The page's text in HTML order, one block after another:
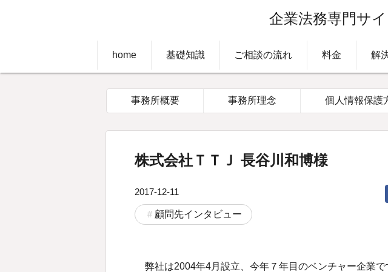
企業法務専門サイ
home 基礎知識 ご相談の流れ 料金 解
株式会社ＴＴＪ 長谷川和博様
2017-12-11
顧問先インタビュー
弊社は2004年4月設立、今年７年目のベンチャー企業で
事務所概要 事務所理念 個人情報保護